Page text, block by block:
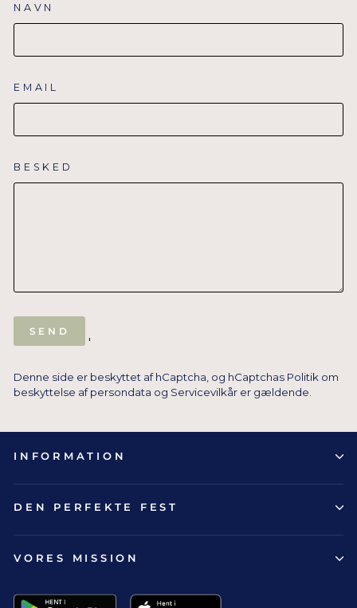
NAVN
EMAIL
BESKED
SEND
'
Denne side er beskyttet af hCaptcha, og hCaptchas Politik om
beskyttelse af persondata og Servicevilkår er gældende.
INFORMATION
DEN PERFEKTE FEST
VORES MISSION